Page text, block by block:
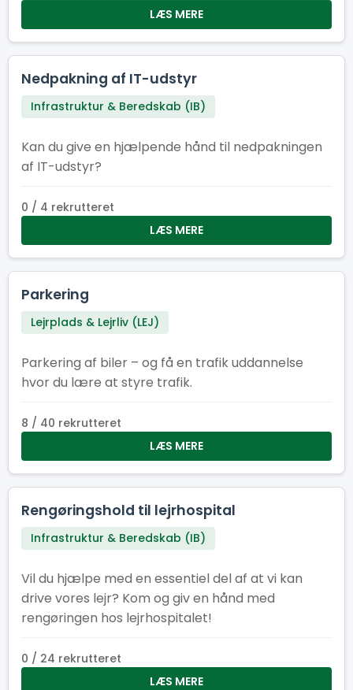
LÆS MERE
Nedpakning af IT-udstyr
Infrastruktur & Beredskab (IB)
Kan du give en hjælpende hånd til nedpakningen
af IT-udstyr?
0 / 4 rekrutteret
LÆS MERE
Parkering
Lejrplads & Lejrliv (LEJ)
Parkering af biler – og få en trafik uddannelse
hvor du lære at styre trafik.
8 / 40 rekrutteret
LÆS MERE
Rengøringshold til lejrhospital
Infrastruktur & Beredskab (IB)
Vil du hjælpe med en essentiel del af at vi kan
drive vores lejr? Kom og giv en hånd med
rengøringen hos lejrhospitalet!
0 / 24 rekrutteret
LÆS MERE